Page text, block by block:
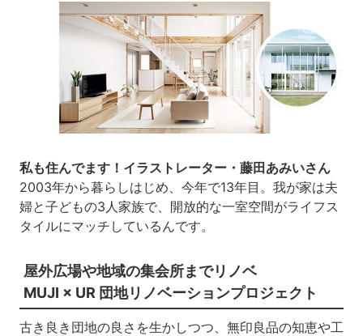
私も住んでます！イラストレーター・藤田あみいさん
2003年から暮らしはじめ、今年で13年目。我が家は夫
婦と子どもの3人家族で、開放的な一室空間がライフス
タイルにマッチしているんです。
屋外広場や地域の集会所までリノベ
MUJI × UR 団地リノベーションプロジェクト
古き良き団地の良さを生かしつつ、無印良品の知恵や工